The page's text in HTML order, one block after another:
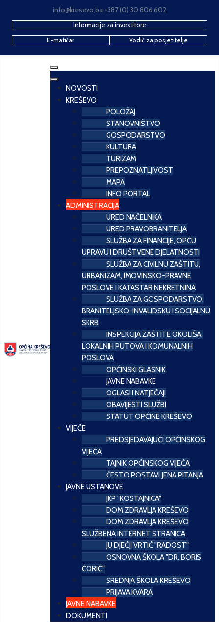
info@kresevo.ba +387 (0) 30 806 602
Informacije za investitore
E-matičar
Vodič za posjetitelje
NOVOSTI
KREŠEVO
POLOŽAJ
STANOVNIŠTVO
GOSPODARSTVO
KULTURA
TURIZAM
PREPOZNATLJIVOST
MAPA
INFO PORTAL
ADMINISTRACIJA
URED NAČELNIKA
URED PRAVOBRANITELJA
SLUŽBA ZA FINANCIJE, OPĆU
UPRAVU I DRUŠTVENE DJELATNOSTI
SLUŽBA ZA CIVILNU ZAŠTITU,
URBANIZAM, IMOVINSKO-PRAVNE
POSLOVE I KATASTAR NEKRETNINA
SLUŽBA ZA GOSPODARSTVO,
BRANITELJSKO-INVALIDSKU I SOCIJALNU
SKRB
INSPEKCIJA ZAŠTITE OKOLIŠA,
LOKALNIH PUTOVA I KOMUNALNIH
POSLOVA
OPĆINSKI GLASNIK
JAVNE NABAVKE
OGLASI I NATJEČAJI
OBAVIJESTI SLUŽBI
STATUT OPĆINE KREŠEVO
VIJEĆE
PREDSJEDAVAJUĆI OPĆINSKOG
VIJEĆA
TAJNIK OPĆINSKOG VIJEĆA
ČESTO POSTAVLJENA PITANJA
JAVNE USTANOVE
JKP "KOSTAJNICA"
DOM ZDRAVLJA KREŠEVO
DOM ZDRAVLJA KREŠEVO
SLUŽBENA INTERNET STRANICA
JU DJEČJI VRTIĆ "RADOST"
OSNOVNA ŠKOLA "DR. BORIS
ĆORIĆ"
SREDNJA ŠKOLA KREŠEVO
PRIJAVA KVARA
JAVNE NABAVKE
DOKUMENTI